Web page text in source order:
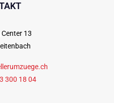
13
300 18 04